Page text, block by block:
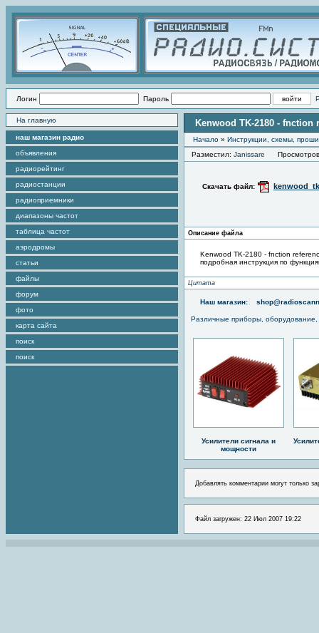
Логин Пароль
На главную
наш магазин радио
объявления
радиорейтинг
радиостанции
радиоприемники
диапазоны частот
таблица частот
аэродромы
статьи
файлы
форум
фото
карта сайта
поиск
поиск
Kenwood TK-2180 - fnction
Начало » Инструкции, схемы,
Разместил: Janissare Просмотров
Скачать файл:
Описание файла
Kenwood TK-2180 - fnction
подробная инструкция по
Цитата
Наш магазин:
Различные приборы,
Усилители сигнала и
мощности
Добавлять комментарии могут только
Файл загружен: 22 Июл 2007 19:22